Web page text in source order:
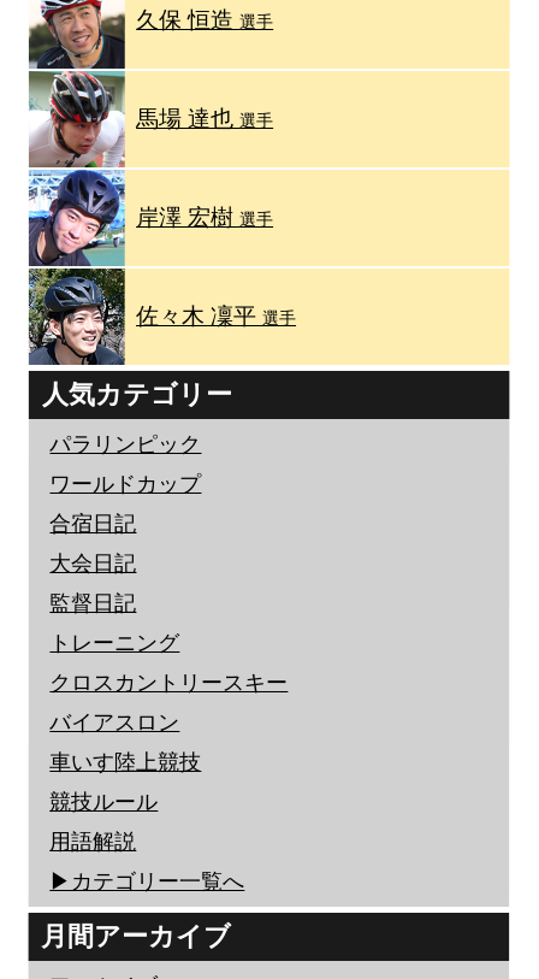
久保 恒造選手
馬場 達也選手
岸澤 宏樹選手
佐々木 凜平選手
人気カテゴリー
パラリンピック
ワールドカップ
合宿日記
大会日記
監督日記
トレーニング
クロスカントリースキー
バイアスロン
車いす陸上競技
競技ルール
用語解説
▶︎カテゴリー一覧へ
月間アーカイブ